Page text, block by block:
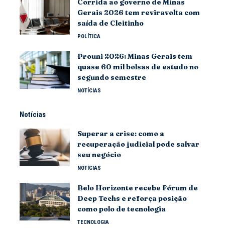
Corrida ao governo de Minas
Gerais 2026 tem reviravolta com
saída de Cleitinho
POLÍTICA
Prouni 2026: Minas Gerais tem
quase 60 mil bolsas de estudo no
segundo semestre
NOTÍCIAS
Notícias
Superar a crise: como a
recuperação judicial pode salvar
seu negócio
NOTÍCIAS
Belo Horizonte recebe Fórum de
Deep Techs e reforça posição
como polo de tecnologia
TECNOLOGIA